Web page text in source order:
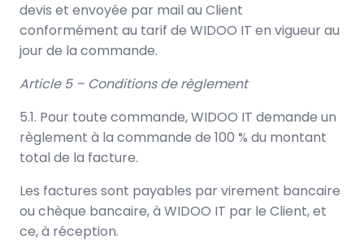
devis et envoyée par mail au Client
conformément au tarif de WIDOO IT en vigueur au
jour de la commande.
Article 5 – Conditions de règlement
5.1. Pour toute commande, WIDOO IT demande un
règlement à la commande de 100 % du montant
total de la facture.
Les factures sont payables par virement bancaire
ou chèque bancaire, à WIDOO IT par le Client, et
ce, à réception.